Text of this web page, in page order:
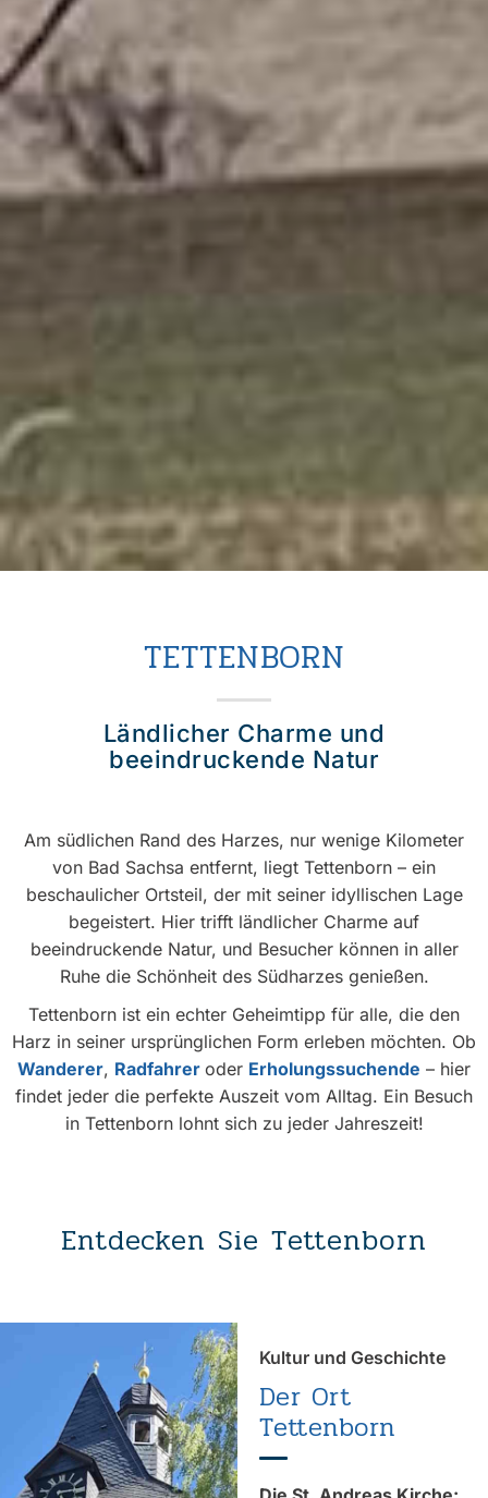
TETTENBORN
Ländlicher Charme und
beeindruckende Natur
Am südlichen Rand des Harzes, nur wenige Kilometer
von Bad Sachsa entfernt, liegt Tettenborn – ein
beschaulicher Ortsteil, der mit seiner idyllischen Lage
begeistert. Hier trifft ländlicher Charme auf
beeindruckende Natur, und Besucher können in aller
Ruhe die Schönheit des Südharzes genießen.
Tettenborn ist ein echter Geheimtipp für alle, die den
Harz in seiner ursprünglichen Form erleben möchten. Ob
Wanderer, Radfahrer oder Erholungssuchende – hier
findet jeder die perfekte Auszeit vom Alltag. Ein Besuch
in Tettenborn lohnt sich zu jeder Jahreszeit!
Entdecken Sie Tettenborn
Kultur und Geschichte
Der Ort
Tettenborn